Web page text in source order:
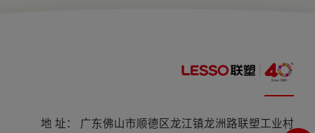
地 址： 广东佛山市顺德区龙江镇龙洲路联塑工业村